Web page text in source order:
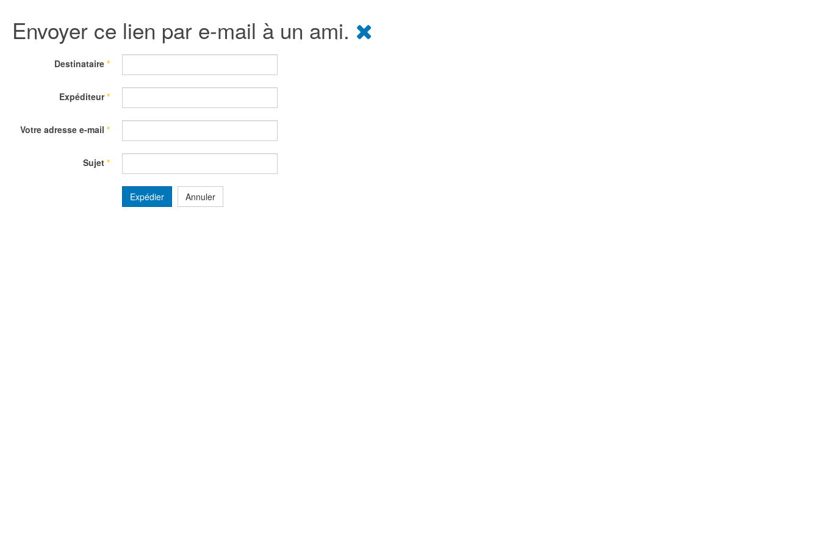
Envoyer ce lien par e-mail à un ami.
Destinataire *
Expéditeur*
Votre adresse e-mail *
Sujet *
Expédier Annuler